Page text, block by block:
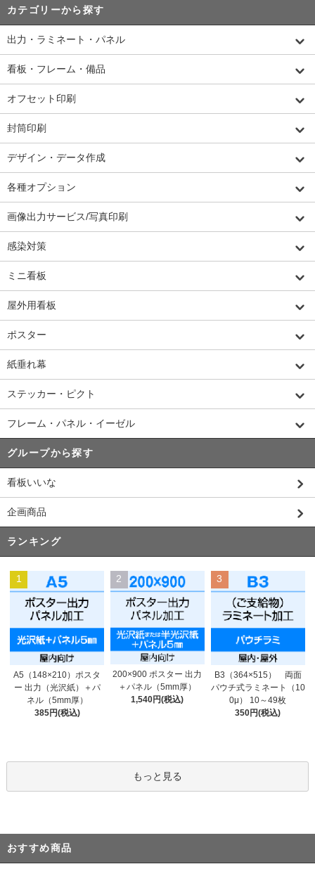
カテゴリーから探す
出力・ラミネート・パネル
看板・フレーム・備品
オフセット印刷
封筒印刷
デザイン・データ作成
各種オプション
画像出力サービス/写真印刷
感染対策
ミニ看板
屋外用看板
ポスター
紙垂れ幕
ステッカー・ピクト
フレーム・パネル・イーゼル
グループから探す
看板いいな
企画商品
ランキング
1
A5（148×210）ポスタ
ー 出力（光沢紙）＋パ
ネル（5mm厚）
385円(税込)
2
200×900 ポスター 出力
＋パネル（5mm厚）
1,540円(税込)
3
B3（364×515） 両面
パウチ式ラミネート（10
0μ） 10～49枚
350円(税込)
もっと見る
おすすめ商品